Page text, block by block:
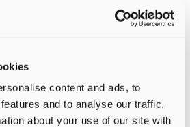
content and ads, to
and to analyse our traffic.
about your use of our site with